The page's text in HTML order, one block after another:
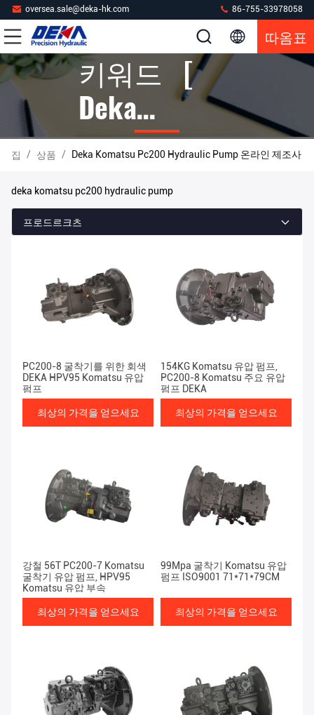
oversea.sale@deka-hk.com 86-755-33978058
따옴표
키워드 [
Deka
Komatsu
Pc200
Hydraulic
Pump ] 경기
27 상품
집 / 상품 / Deka Komatsu Pc200 Hydraulic Pump 온라인 제조사
deka komatsu pc200 hydraulic pump
프로드르크츠
PC200-8 굴착기를 위한 회색
DEKA HPV95 Komatsu 유압
펌프
최상의 가격을 얻으세요
154KG Komatsu 유압 펌프,
PC200-8 Komatsu 주요 유압
펌프 DEKA
최상의 가격을 얻으세요
강철 56T PC200-7 Komatsu
굴착기 유압 펌프, HPV95
Komatsu 유압 부속
최상의 가격을 얻으세요
99Mpa 굴착기 Komatsu 유압
펌프 ISO9001 71*71*79CM
최상의 가격을 얻으세요